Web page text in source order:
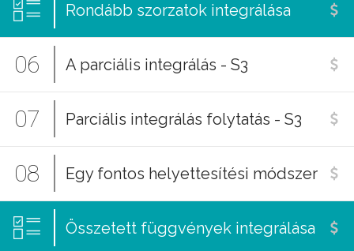
Rondább szorzatok integrálása
06 A parciális integrálás - S3
07 Parciális integrálás folytatás - S3
08 Egy fontos helyettesítési módszer
Összetett függvények integrálása